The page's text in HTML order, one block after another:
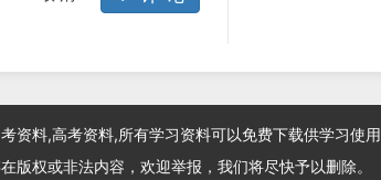
资料,高考资料,所有学习资料可以免费下载供学习使用
权或非法内容，欢迎举报，我们将尽快予以删除。